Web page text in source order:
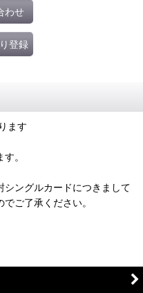
わせ
登録
ます
。
ングルカードにつきまして
ご了承ください。